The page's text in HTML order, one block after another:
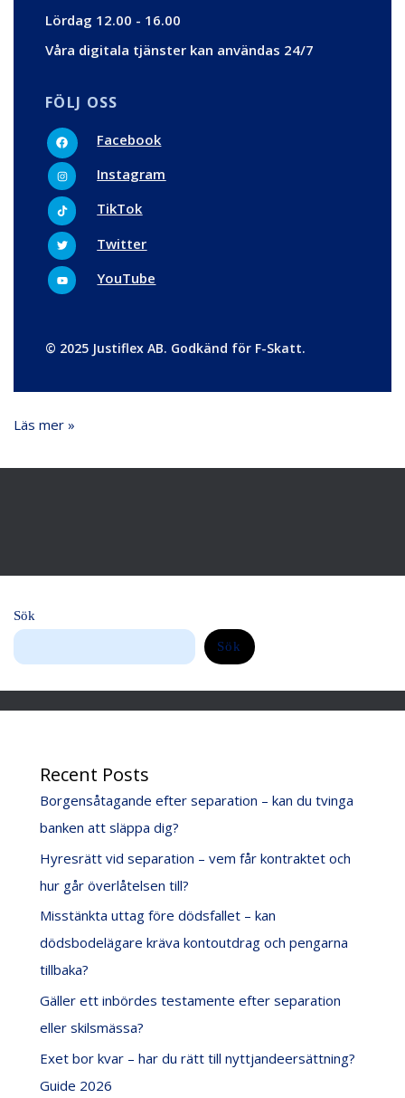
Lördag 12.00 - 16.00
Våra digitala tjänster kan användas 24/7
FÖLJ OSS
F
a
c
e
b
o
o
k
Facebook
I
n
s
t
a
g
r
a
m
Instagram
T
i
k
t
o
k
TikTok
T
w
i
t
t
e
Twitter
Y
o
u
YouTube
© 2025 Justiflex AB. Godkänd för F-Skatt.
Läs mer »
Sök
Sök
Recent Posts
Borgensåtagande efter separation – kan du tvinga
banken att släppa dig?
Hyresrätt vid separation – vem får kontraktet och
hur går överlåtelsen till?
Misstänkta uttag före dödsfallet – kan
dödsbodelägare kräva kontoutdrag och pengarna
tillbaka?
Gäller ett inbördes testamente efter separation
eller skilsmässa?
Exet bor kvar – har du rätt till nyttjandeersättning?
Guide 2026